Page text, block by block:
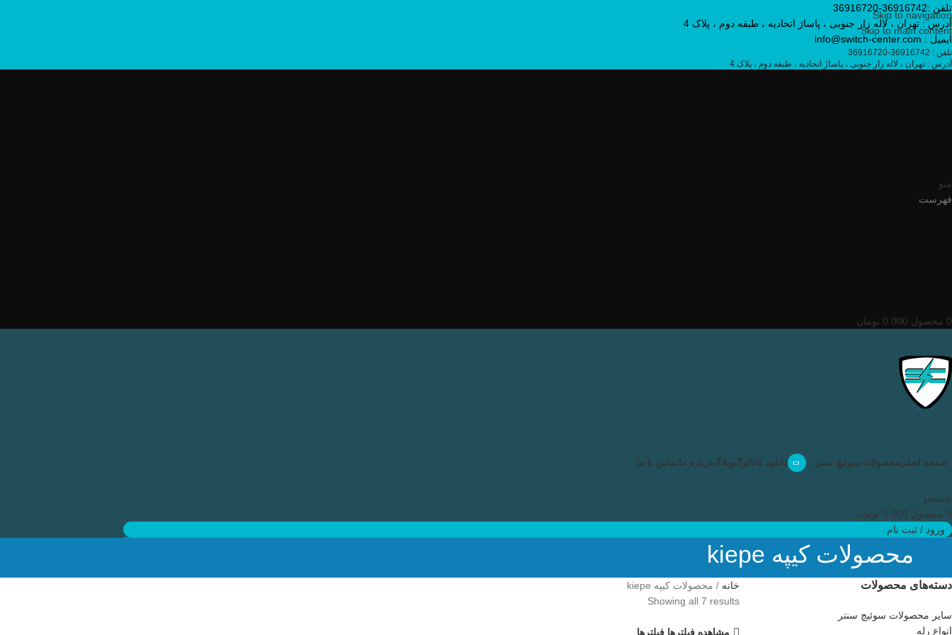
Skip to navigation
Skip to main content
تلفن :36916742-36916720
آدرس : تهران ، لاله زار جنوبی ، پاساژ اتحادیه ، طبقه دوم ، پلاک 4
ایمیل : info@switch-center.com
تلفن : 36916742-36916720
آدرس : تهران ، لاله زار جنوبی ، پاساژ اتحادیه ، طبقه دوم ، پلاک 4
منو
فهرست
0 محصول 0.000 تومان
صفحه اصلیمحصولات سوئیچ سنتر دانلود کاتالوگوبلاگدرباره ماتماس با ما
جستجو
0 محصول 0.000 تومان
ورود / ثبت نام
محصولات کیپه kiepe
دسته‌های محصولات
سایر محصولات سوئیچ سنتر
انواع رله
خانه
محصولات کیپه kiepe
Showing all 7 results
مشاهده فیلترها فیلترها